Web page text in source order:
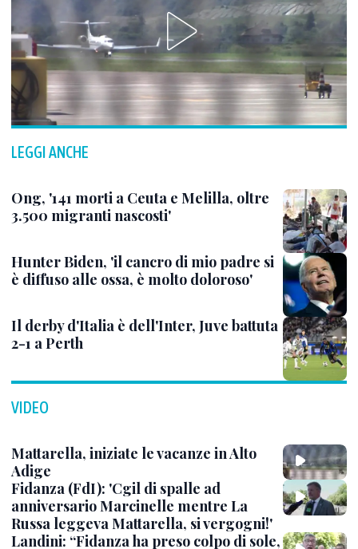
LEGGI ANCHE
Ong, '141 morti a Ceuta e Melilla, oltre
3.500 migranti nascosti'
Hunter Biden, 'il cancro di mio padre si
è diffuso alle ossa, è molto doloroso'
Il derby d'Italia è dell'Inter, Juve battuta
2-1 a Perth
VIDEO
Mattarella, iniziate le vacanze in Alto
Adige
Fidanza (FdI): 'Cgil di spalle ad
anniversario Marcinelle mentre La
Russa leggeva Mattarella, si vergogni!'
Landini: “Fidanza ha preso colpo di sole,